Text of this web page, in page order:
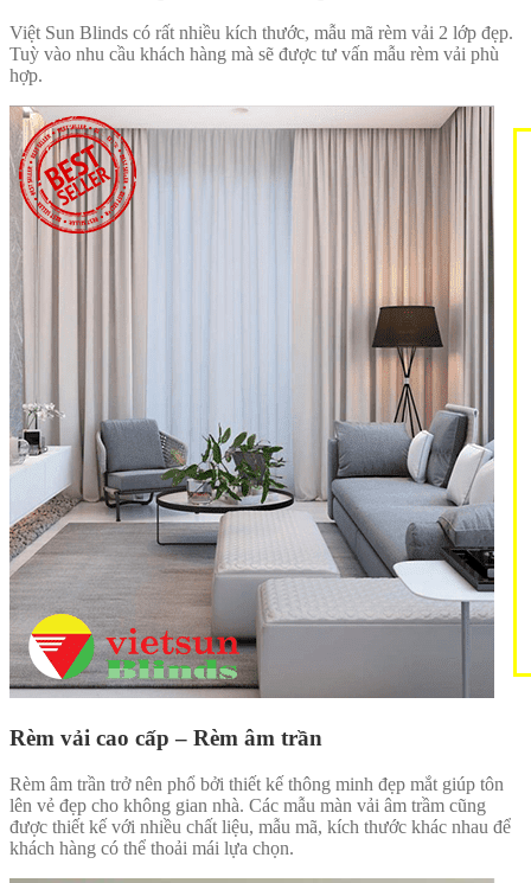
Việt Sun Blinds có rất nhiều kích thước, mẫu mã rèm vải 2 lớp đẹp.
Tuỳ vào nhu cầu khách hàng mà sẽ được tư vấn mẫu rèm vải phù
hợp.
Rèm vải cao cấp – Rèm âm trần
Rèm âm trần trở nên phổ bởi thiết kế thông minh đẹp mắt giúp tôn
lên vẻ đẹp cho không gian nhà. Các mẫu màn vải âm trầm cũng
được thiết kế với nhiều chất liệu, mẫu mã, kích thước khác nhau để
khách hàng có thể thoải mái lựa chọn.